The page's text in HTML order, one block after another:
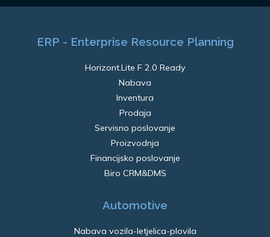
ERP - Enterprise Resource Planning
Horizont.Lite F 2.0 Ready
Nabava
Inventura
Prodaja
Servisno poslovanje
Proizvodnja
Financijsko poslovanje
Biro CRM&DMS
Automotive
Nabava vozila-letjelica-plovila